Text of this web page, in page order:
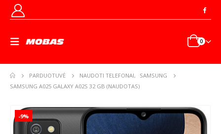
0
PARDUOTUVĖ NAUDOTI TELEFONAI,
SAMSUNG
SAMSUNG A025 GALAXY A02S 32 GB (NAUDOTAS)
-9%